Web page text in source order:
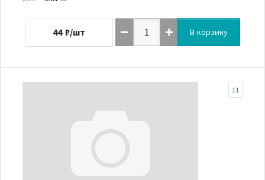
44 ₽/шт В корзину
11